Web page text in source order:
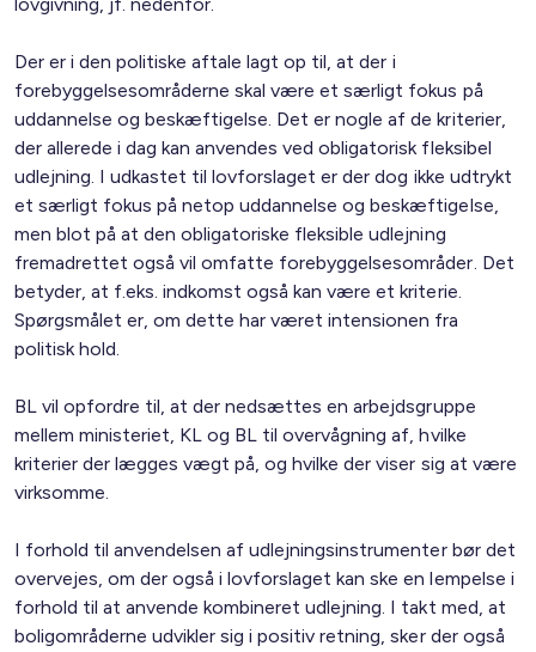
Der er i den politiske aftale lagt op til, at der i
forebyggelsesområderne skal være et særligt fokus på
uddannelse og beskæftigelse. Det er nogle af de kriterier,
der allerede i dag kan anvendes ved obligatorisk fleksibel
udlejning. I udkastet til lovforslaget er der dog ikke udtrykt
et særligt fokus på netop uddannelse og beskæftigelse,
men blot på at den obligatoriske fleksible udlejning
fremadrettet også vil omfatte forebyggelsesområder. Det
betyder, at f.eks. indkomst også kan være et kriterie.
Spørgsmålet er, om dette har været intensionen fra
politisk hold.
BL vil opfordre til, at der nedsættes en arbejdsgruppe
mellem ministeriet, KL og BL til overvågning af, hvilke
kriterier der lægges vægt på, og hvilke der viser sig at være
virksomme.
I forhold til anvendelsen af udlejningsinstrumenter bør det
overvejes, om der også i lovforslaget kan ske en lempelse i
forhold til at anvende kombineret udlejning. I takt med, at
boligområderne udvikler sig i positiv retning, sker der også